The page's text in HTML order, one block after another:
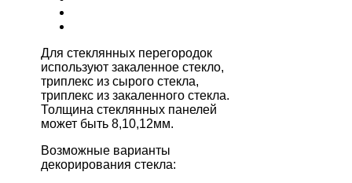
Для стеклянных перегородок
используют закаленное стекло,
триплекс из сырого стекла,
триплекс из закаленного стекла.
Толщина стеклянных панелей
может быть 8,10,12мм.
Возможные варианты
декорирования стекла: